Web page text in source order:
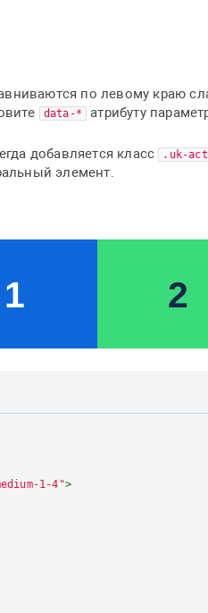
по левому краю
data-* атрибуту
добавляется класс .uk-
элемент.
1-4">